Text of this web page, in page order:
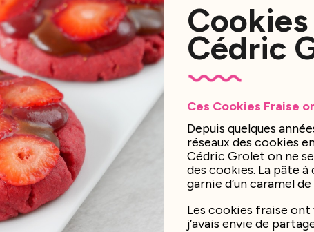
Cédric
Ces Cookies Fraise
Depuis quelques
réseaux des cookies
Cédric Grolet on ne
des cookies. La pâte
garnie d’un caramel
Les cookies fraise
j’avais envie de